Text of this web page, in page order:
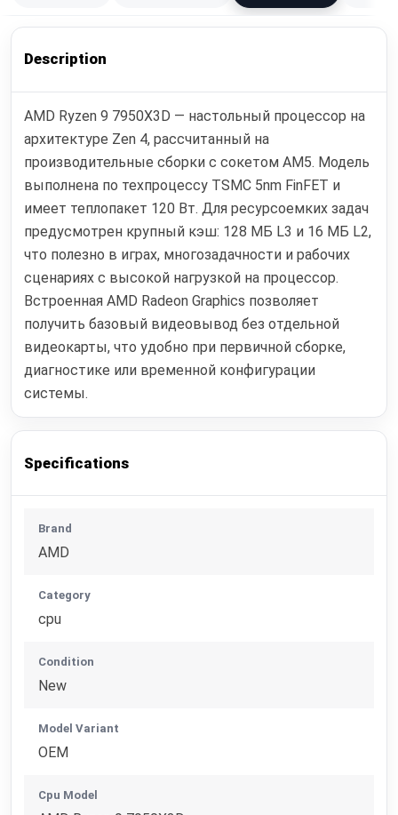
Description
AMD Ryzen 9 7950X3D — настольный процессор на
архитектуре Zen 4, рассчитанный на
производительные сборки с сокетом AM5. Модель
выполнена по техпроцессу TSMC 5nm FinFET и
имеет теплопакет 120 Вт. Для ресурсоемких задач
предусмотрен крупный кэш: 128 МБ L3 и 16 МБ L2,
что полезно в играх, многозадачности и рабочих
сценариях с высокой нагрузкой на процессор.
Встроенная AMD Radeon Graphics позволяет
получить базовый видеовывод без отдельной
видеокарты, что удобно при первичной сборке,
диагностике или временной конфигурации
системы.
Specifications
Brand
AMD
Category
cpu
Condition
New
Model Variant
OEM
Cpu Model